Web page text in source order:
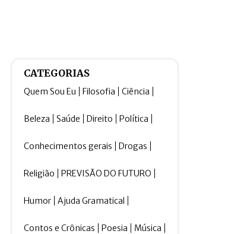
CATEGORIAS
Quem Sou Eu Filosofia Ciência
Beleza Saúde Direito Política
Conhecimentos gerais Drogas
Religião PREVISÃO DO FUTURO
Humor Ajuda Gramatical
Contos e Crônicas Poesia Música